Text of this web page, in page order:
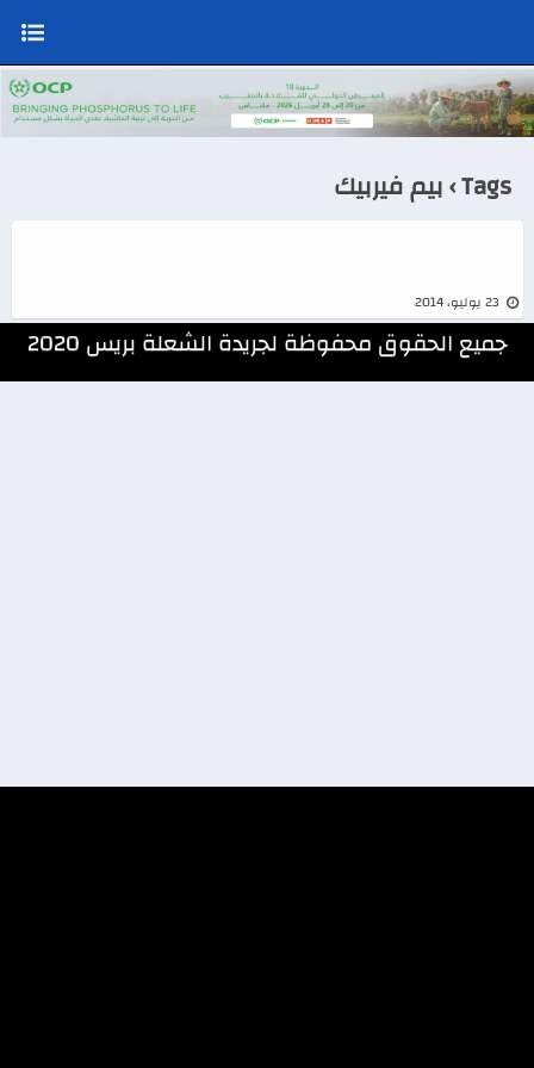
Tags › بيم فيربيك ناصر لاركيت ينفي خبر استقالته
جميع الحقوق محفوظة لجريدة الشعلة بريس 2020